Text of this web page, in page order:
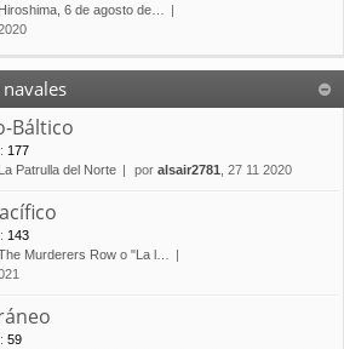
6 de agosto de…
Báltico
: 177
Patrulla del Norte por alsair2781 , 27 11 2020
: 143
Murderers Row o "La l…
: 59